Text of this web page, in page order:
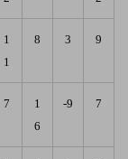
1
1
8 3 9
7
1
6
-9 7